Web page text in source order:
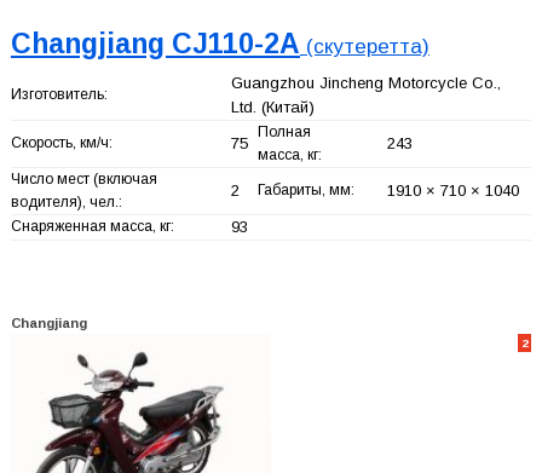
Changjiang CJ110-2A (скутеретта)
Изготовитель:
Guangzhou Jincheng Motorcycle Co.,
Ltd. (Китай)
Скорость, км/ч: 75
Полная
масса, кг:
243
Число мест (включая
водителя), чел.:
2 Габариты, мм: 1910 × 710 × 1040
Снаряженная масса, кг: 93
Changjiang
2